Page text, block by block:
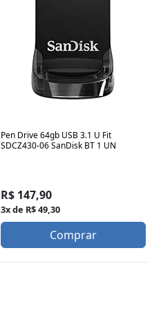
Pen Drive 64gb USB 3.1 U Fit
SDCZ430-06 SanDisk BT 1 UN
R$ 147,90
3x de R$ 49,30
Comprar